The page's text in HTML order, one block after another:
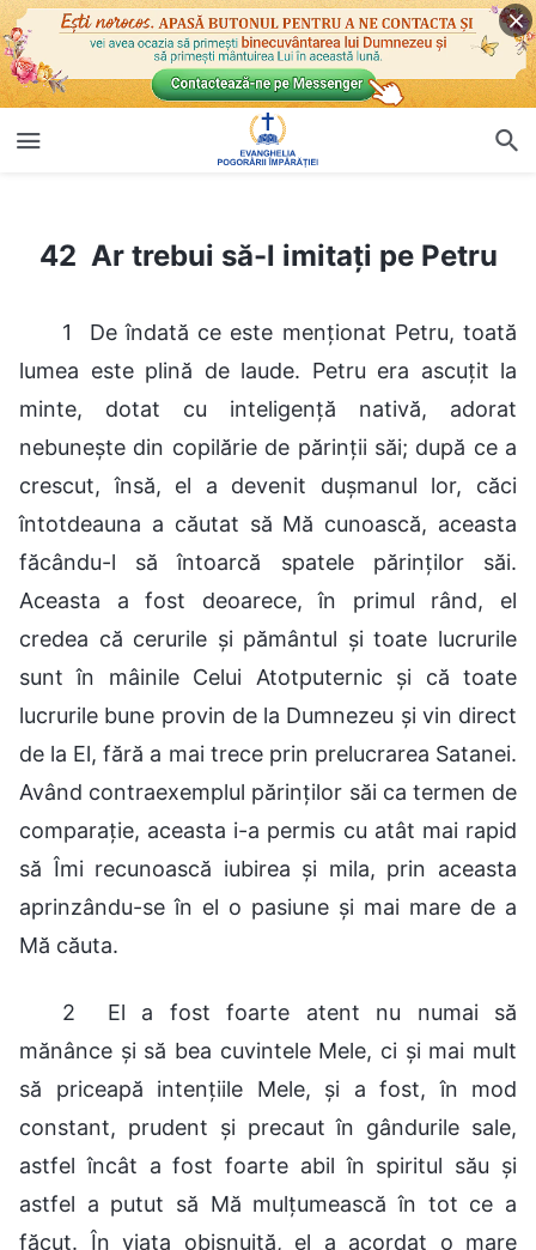
42 Ar trebui să-l imitați pe Petru
42 Ar trebui să-l imitați pe Petru
1 De îndată ce este menţionat Petru, toată
lumea este plină de laude. Petru era ascuţit la
minte, dotat cu inteligenţă nativă, adorat
nebuneşte din copilărie de părinţii săi; după ce a
crescut, însă, el a devenit duşmanul lor, căci
întotdeauna a căutat să Mă cunoască, aceasta
făcându-l să întoarcă spatele părinţilor săi.
Aceasta a fost deoarece, în primul rând, el
credea că cerurile şi pământul şi toate lucrurile
sunt în mâinile Celui Atotputernic şi că toate
lucrurile bune provin de la Dumnezeu şi vin direct
de la El, fără a mai trece prin prelucrarea Satanei.
Având contraexemplul părinţilor săi ca termen de
comparaţie, aceasta i-a permis cu atât mai rapid
să Îmi recunoască iubirea şi mila, prin aceasta
aprinzându-se în el o pasiune şi mai mare de a
Mă căuta.
2 El a fost foarte atent nu numai să
mănânce şi să bea cuvintele Mele, ci şi mai mult
să priceapă intenţiile Mele, şi a fost, în mod
constant, prudent şi precaut în gândurile sale,
astfel încât a fost foarte abil în spiritul său şi
astfel a putut să Mă mulţumească în tot ce a
făcut. În viaţa obişnuită, el a acordat o mare